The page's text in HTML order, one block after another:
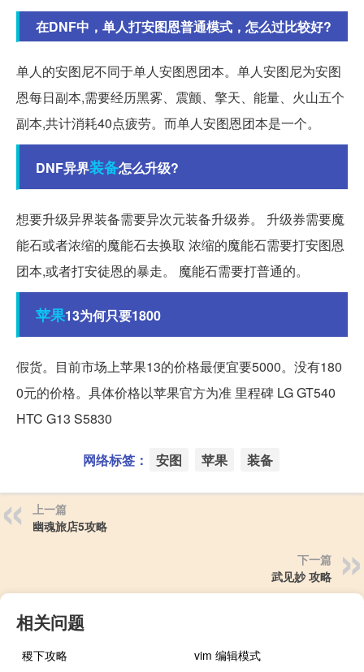
在DNF中，单人打安图恩普通模式，怎么过比较好?
单人的安图尼不同于单人安图恩团本。单人安图尼为安图
恩每日副本,需要经历黑雾、震颤、擎天、能量、火山五个
副本,共计消耗40点疲劳。而单人安图恩团本是一个。
DNF异界装备怎么升级?
想要升级异界装备需要异次元装备升级券。 升级券需要魔
能石或者浓缩的魔能石去换取 浓缩的魔能石需要打安图恩
团本,或者打安徒恩的暴走。 魔能石需要打普通的。
苹果13为何只要1800
假货。目前市场上苹果13的价格最便宜要5000。没有180
0元的价格。具体价格以苹果官方为准 里程碑 LG GT540
HTC G13 S5830
网络标签： 安图 苹果 装备
上一篇
幽魂旅店5攻略
下一篇
武见妙 攻略
相关问题
稷下攻略
vim 编辑模式